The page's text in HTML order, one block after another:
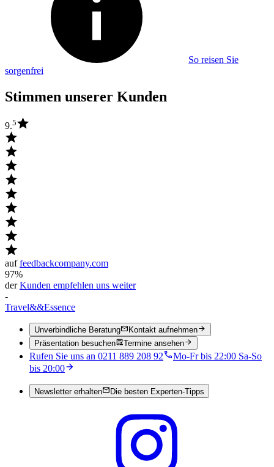
So reisen Sie
sorgenfrei
Stimmen unserer Kunden
9.5
auffeedbackcompany.com
97%
derKunden empfehlen uns weiter
-
Travel&&Essence
Unverbindliche Beratung
Kontakt aufnehmen
Präsentation besuchen
Termine ansehen
Rufen Sie uns an 0211 889 208 92
Mo-Fr bis 22:00 Sa-So
bis 20:00
Newsletter erhalten Die besten Experten-Tipps